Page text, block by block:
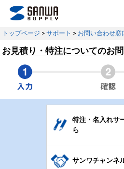
トップページ > サポート > お問い合わせ窓
お見積り・特注についてのお
特注・名入れサ
ら
サンワチャンネ